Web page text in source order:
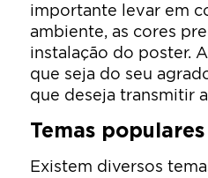
importante levar em
ambiente, as cores
instalação do poster.
que seja do seu
que deseja transmitir
Temas
Existem diversos